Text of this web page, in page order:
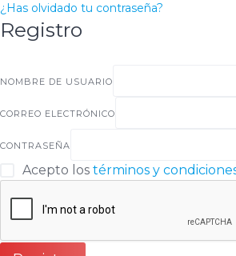
¿Has olvidado tu contraseña?
Registro
NOMBRE DE USUARIO
CORREO ELECTRÓNICO
CONTRASEÑA
Acepto los términos y